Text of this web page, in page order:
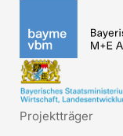
Projektträger